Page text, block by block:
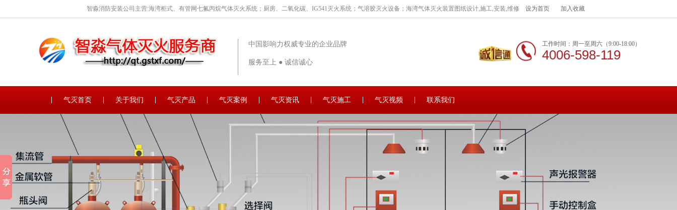
智淼消防安装公司主营:海湾柜式、有管网七氟丙烷气体灭火系统；厨房、二氧化碳、IG541灭火系统；气溶胶灭火设备；海湾气体灭火装置图纸设计,施工,安装,维修 设为首页 加入收藏
中国影响力权威专业的企业品牌
服务至上 ● 诚信诚心
工作时间：周一至周六（9:00-18:00）
4006-598-119
气灭首页 关于我们 气灭产品 气灭案例 气灭资讯 气灭施工 气灭视频 联系我们